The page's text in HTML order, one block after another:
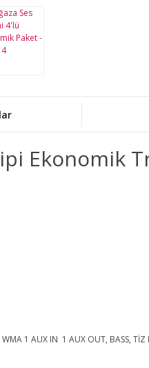
Ekonomik
1 AUX IN 1 AUX OUT, BASS,